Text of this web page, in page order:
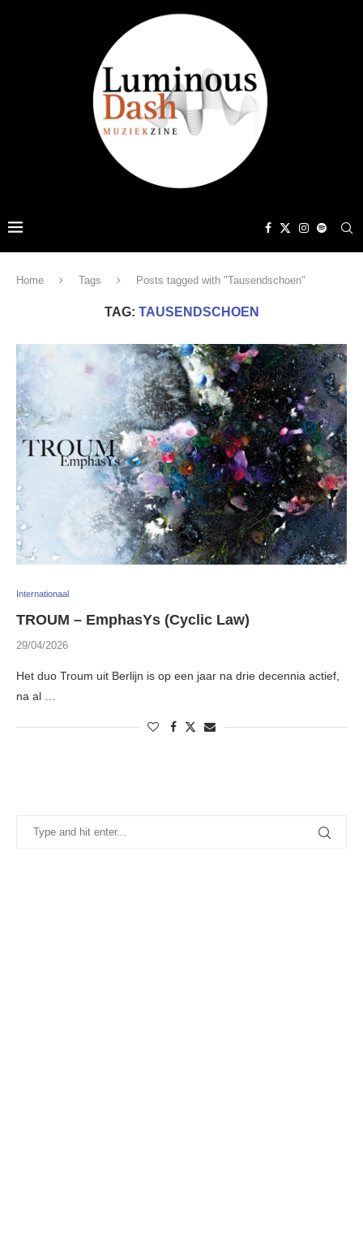
Home Tags Posts tagged with "Tausendschoen"
TAG: TAUSENDSCHOEN
Internationaal
TROUM – EmphasYs (Cyclic Law)
29/04/2026
Het duo Troum uit Berlijn is op een jaar na drie decennia actief,
na al …